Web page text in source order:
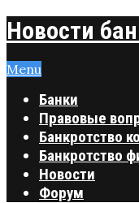
Новости
Menu
Банки
Правовые
Банкротство
Банкротство
Новости
Форум